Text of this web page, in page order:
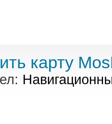
карту